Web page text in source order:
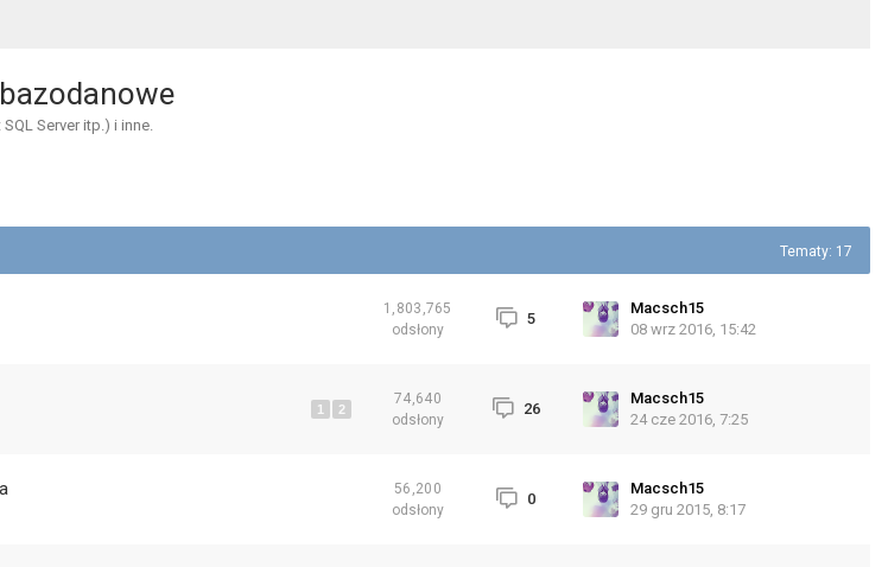
Server itp.) i inne.
Tematy: 17
1,803,765
odsłony
5
Macsch15
08 wrz 2016, 15:42
1 2
74,640
odsłony
26
Macsch15
24 cze 2016, 7:25
56,200
odsłony
0
Macsch15
29 gru 2015, 8:17